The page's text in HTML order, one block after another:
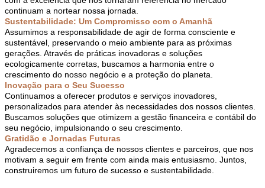
continuam a nortear nossa jornada.
Sustentabilidade: Um Compromisso com o Amanhã
Assumimos a responsabilidade de agir de forma consciente e
sustentável, preservando o meio ambiente para as próximas
gerações. Através de práticas inovadoras e soluções
ecologicamente corretas, buscamos a harmonia entre o
crescimento do nosso negócio e a proteção do planeta.
Inovação para o Seu Sucesso
Continuamos a oferecer produtos e serviços inovadores,
personalizados para atender às necessidades dos nossos clientes.
Buscamos soluções que otimizem a gestão financeira e contábil do
seu negócio, impulsionando o seu crescimento.
Gratidão e Jornadas Futuras
Agradecemos a confiança de nossos clientes e parceiros, que nos
motivam a seguir em frente com ainda mais entusiasmo. Juntos,
construiremos um futuro de sucesso e sustentabilidade.